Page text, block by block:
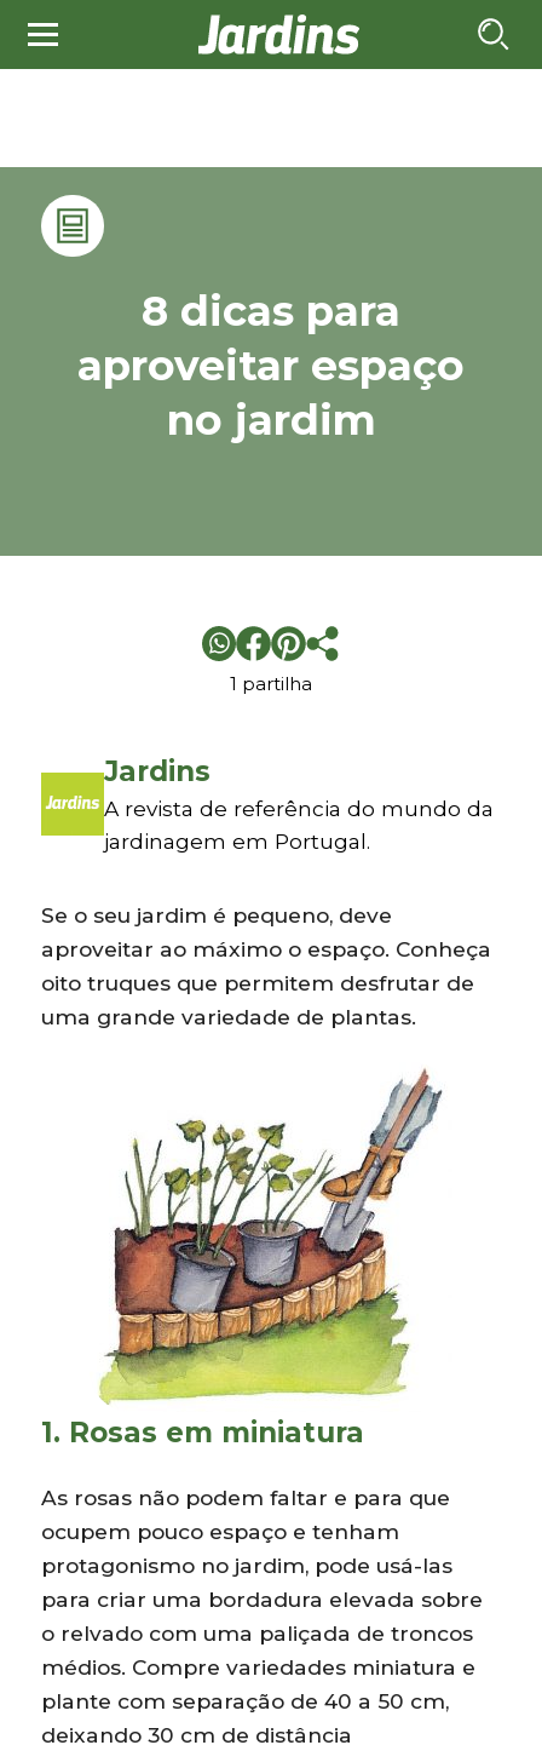
8 dicas para
aproveitar espaço
no jardim
1 partilha
Jardins
A revista de referência do mundo da
jardinagem em Portugal.
Se o seu jardim é pequeno, deve
aproveitar ao máximo o espaço. Conheça
oito truques que permitem desfrutar de
uma grande variedade de plantas.
1. Rosas em miniatura
As rosas não podem faltar e para que
ocupem pouco espaço e tenham
protagonismo no jardim, pode usá-las
para criar uma bordadura elevada sobre
o relvado com uma paliçada de troncos
médios. Compre variedades miniatura e
plante com separação de 40 a 50 cm,
deixando 30 cm de distância